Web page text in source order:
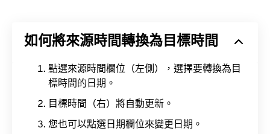
如何將來源時間轉換為目標時間
點選來源時間欄位（左側），選擇要轉換為目
標時間的日期。
目標時間（右）將自動更新。
您也可以點選日期欄位來變更日期。